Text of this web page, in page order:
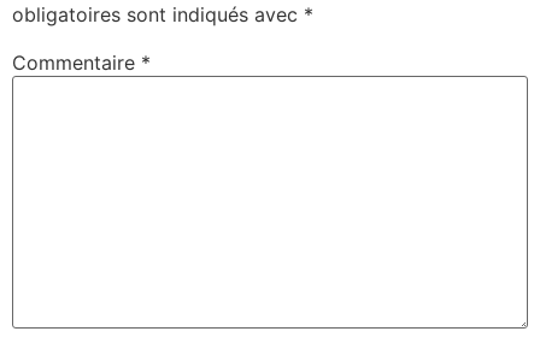
obligatoires sont indiqués avec *
Commentaire *